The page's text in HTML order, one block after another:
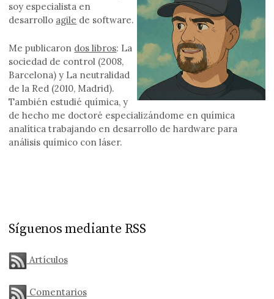
soy especialista en
desarrollo agile de software.
Me publicaron dos libros: La
sociedad de control (2008,
Barcelona) y La neutralidad
de la Red (2010, Madrid).
También estudié química, y
de hecho me doctoré especializándome en química
analítica trabajando en desarrollo de hardware para
análisis químico con láser.
Síguenos mediante RSS
Artículos
Comentarios